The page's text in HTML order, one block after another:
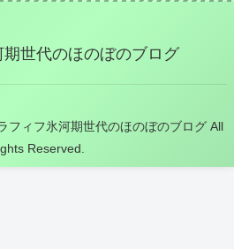
世代のほのぼのブログ
ィフ氷河期世代のほのぼのブログ All
Reserved.